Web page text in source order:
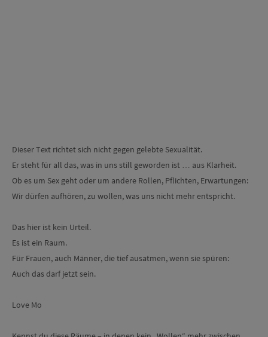
Dieser Text richtet sich nicht gegen gelebte Sexualität.
Er steht für all das, was in uns still geworden ist … aus Klarheit.
Ob es um Sex geht oder um andere Rollen, Pflichten, Erwartungen:
Wir dürfen aufhören, zu wollen, was uns nicht mehr entspricht.
Das hier ist kein Urteil.
Es ist ein Raum.
Für Frauen, auch Männer, die tief ausatmen, wenn sie spüren:
Auch das darf jetzt sein.
Love Mo